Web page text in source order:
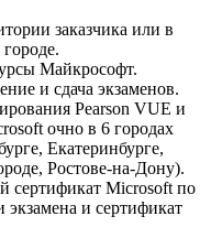
заказчика или в
Майкрософт.
и сдача экзаменов.
Pearson VUE и
очно в 6 городах
Екатеринбурге,
Ростове-на-Дону).
Microsoft по
экзамена и сертификат